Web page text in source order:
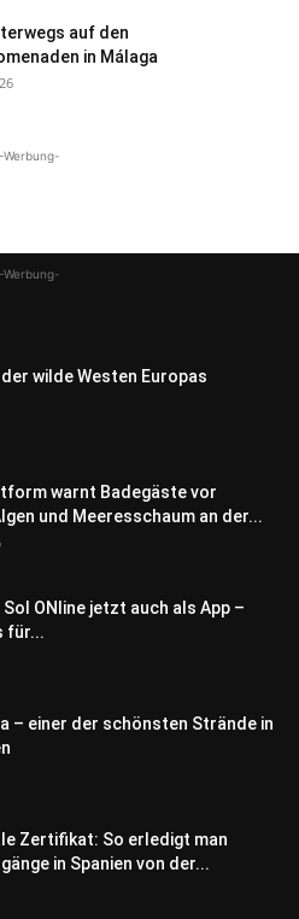
auf den
in Málaga
-Werbung-
-Werbung-
wilde Westen Europas
warnt Badegäste vor
und Meeresschaum an der...
ONline jetzt auch als App –
für...
– einer der schönsten Strände in
Zertifikat: So erledigt man
in Spanien von der...